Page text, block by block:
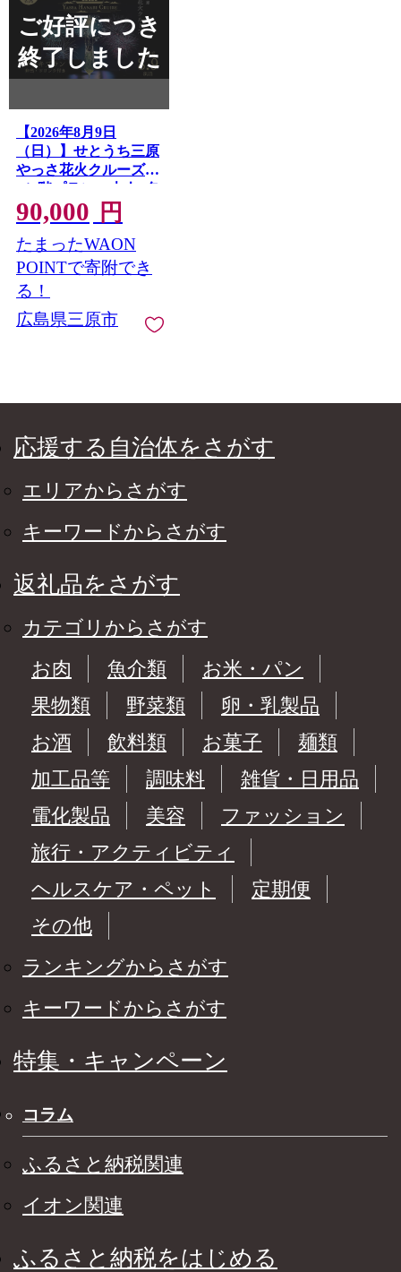
ご好評につき
終了しました
【2026年8月9日
（日）】せとうち三原
やっさ花火クルーズ
（1階プラン・大人2名
席）船上観覧 花火大
会 夏祭り 祭り まつり
はなび 特別席 イベン
ト 瀬戸内海 広島県三
90,000 円
たまったWAON
POINTで寄附でき
る！
広島県三原市
応援する自治体をさがす
エリアからさがす
キーワードからさがす
返礼品をさがす
カテゴリからさがす
お肉
魚介類
お米・パン
果物類
野菜類
卵・乳製品
お酒
飲料類 お菓子
麺類
加工品等
調味料
雑貨・日用品
電化製品
美容
ファッション
旅行・アクティビティ
ヘルスケア・ペット
定期便
その他
ランキングからさがす
キーワードからさがす
特集・キャンペーン
コラム
ふるさと納税関連
イオン関連
ふるさと納税をはじめる